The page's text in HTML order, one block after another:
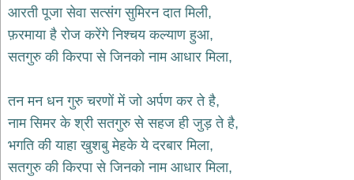
हनुमान
भजन
hanuman
bhajans
भजन
bhajans
जैन
भजन
आरती पूजा सेवा सत्संग सुमिरन दात मिली,
फ़रमाया है रोज करेंगे निश्चय कल्याण हुआ,
सतगुरु की किरपा से जिनको नाम आधार मिला,
तन मन धन गुरु चरणों में जो अर्पण कर ते है,
नाम सिमर के श्री सतगुरु से सहज ही जुड़ ते है,
भगति की याहा खुशबु मेहके ये दरबार मिला,
सतगुरु की किरपा से जिनको नाम आधार मिला,